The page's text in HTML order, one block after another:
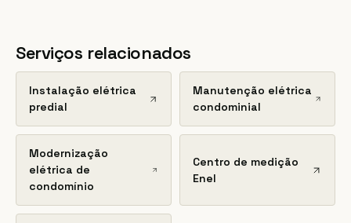
Serviços relacionados
Instalação elétrica
predial
Manutenção elétrica
condominial
Modernização
elétrica de
condomínio
Centro de medição
Enel